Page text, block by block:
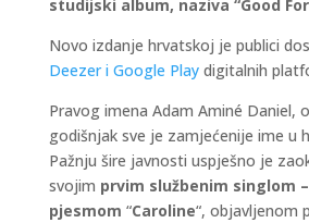
studijski album, naziva “Good For
Novo izdanje hrvatskoj je publici
Deezer i Google Playdigitalnih
Pravog imena Adam Aminé Daniel,
godišnjak sve je zamjećenije ime u
Pažnju šire javnosti uspješno je
svojim prvim službenim singlom –
pjesmom “Caroline“, objavljenom